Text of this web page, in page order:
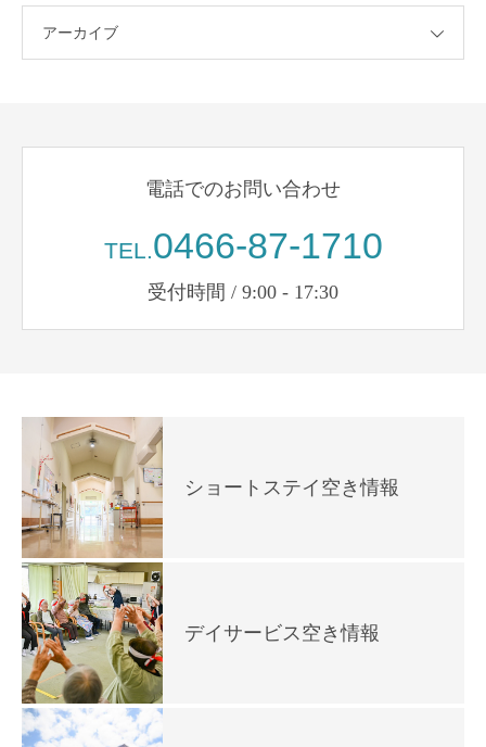
アーカイブ
電話でのお問い合わせ
TEL.0466-87-1710
受付時間 / 9:00 - 17:30
ショートステイ空き情報
デイサービス空き情報